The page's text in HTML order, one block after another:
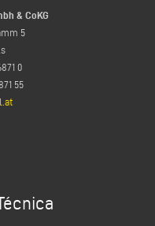
& CoKG
5
0
55